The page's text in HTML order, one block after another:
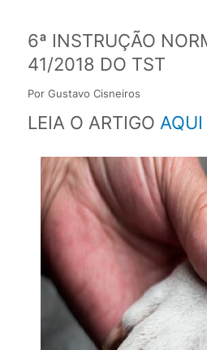
6ª INSTRUÇÃO
41/2018 DO TST
Por Gustavo Cisneiros
LEIA O ARTIGO AQUI